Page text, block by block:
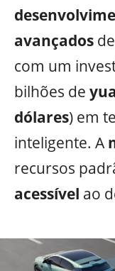
avançados
com um
bilhões de
dólares) em
inteligente. A
recursos
acessível ao